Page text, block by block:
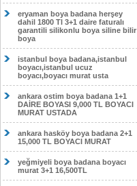
eryaman boya badana herşey
dahil 1800 Tl 3+1 daire faturalı
garantili silikonlu boya siline bilir
boya
istanbul boya badana,istanbul
boyacı,istanbul ucuz
boyacı,boyacı murat usta
ankara ostim boya badana 1+1
DAİRE BOYASI 9,000 TL BOYACI
MURAT USTADA
ankara hasköy boya badana 2+1
15,000 TL BOYACI MURAT
yeğmiyeli boya badana boyacı
murat 3+1 16,500TL